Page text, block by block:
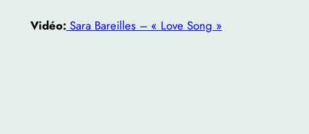
Vidéo:Sara Bareilles – « Love Song »